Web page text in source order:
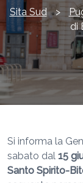
Sita Sud >
di
Si informa la
sabato dal 15
Santo Spirito-